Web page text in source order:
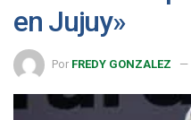
en Jujuy»
Por FREDY GONZALEZ